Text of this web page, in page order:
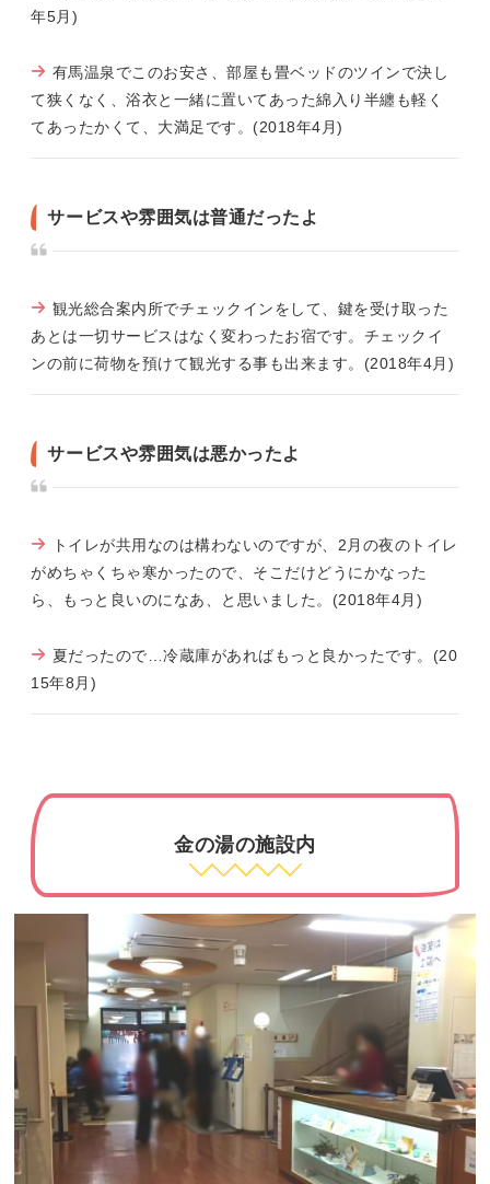
年5月)
有馬温泉でこのお安さ、部屋も畳ベッドのツインで決し
て狭くなく、浴衣と一緒に置いてあった綿入り半纏も軽く
てあったかくて、大満足です。(2018年4月)
サービスや雰囲気は普通だったよ
観光総合案内所でチェックインをして、鍵を受け取った
あとは一切サービスはなく変わったお宿です。チェックイ
ンの前に荷物を預けて観光する事も出来ます。(2018年4月)
サービスや雰囲気は悪かったよ
トイレが共用なのは構わないのですが、2月の夜のトイレ
がめちゃくちゃ寒かったので、そこだけどうにかなった
ら、もっと良いのになあ、と思いました。(2018年4月)
夏だったので…冷蔵庫があればもっと良かったです。(20
15年8月)
金の湯の施設内